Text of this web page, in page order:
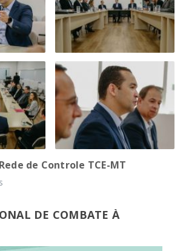
de Controle TCE-MT
DE COMBATE À